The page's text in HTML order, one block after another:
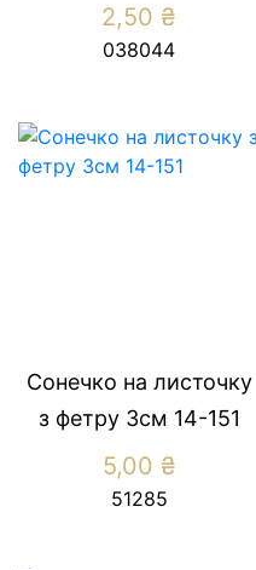
2,50 ₴
038044
Сонечко на листочку
з фетру 3см 14-151
5,00 ₴
51285